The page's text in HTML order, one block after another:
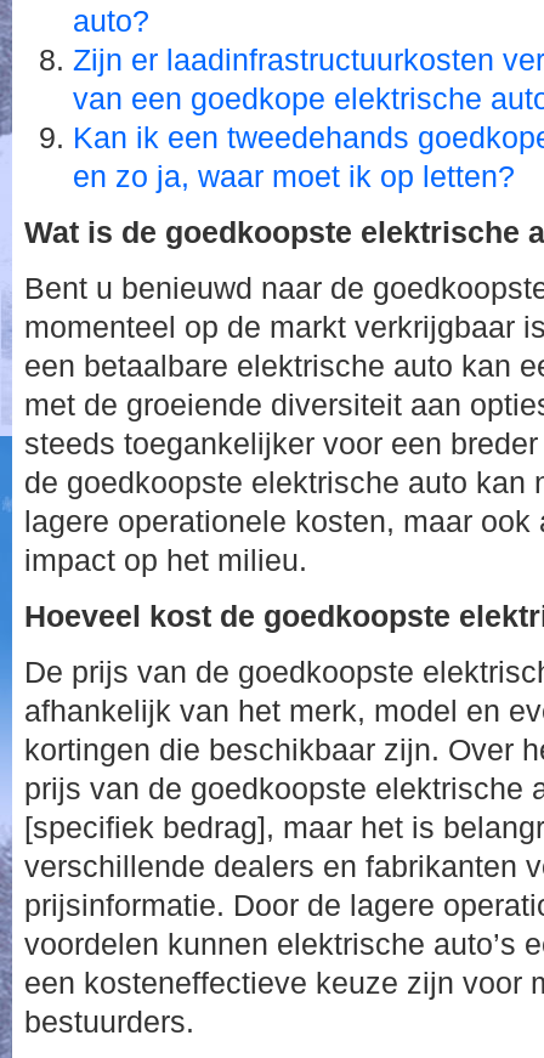
auto?
Zijn er laadinfrastructuurkosten
van een goedkope elektrische
Kan ik een tweedehands
en zo ja, waar moet ik op letten?
Wat is de goedkoopste elektrische
Bent u benieuwd naar de
momenteel op de markt verkrijgbaar
een betaalbare elektrische auto kan
met de groeiende diversiteit aan
steeds toegankelijker voor een
de goedkoopste elektrische auto kan
lagere operationele kosten, maar ook
impact op het milieu.
Hoeveel kost de goedkoopste
De prijs van de goedkoopste
afhankelijk van het merk, model en
kortingen die beschikbaar zijn. Over
prijs van de goedkoopste elektrische
[specifiek bedrag], maar het is
verschillende dealers en fabrikanten
prijsinformatie. Door de lagere
voordelen kunnen elektrische auto’s
een kosteneffectieve keuze zijn voor
bestuurders.